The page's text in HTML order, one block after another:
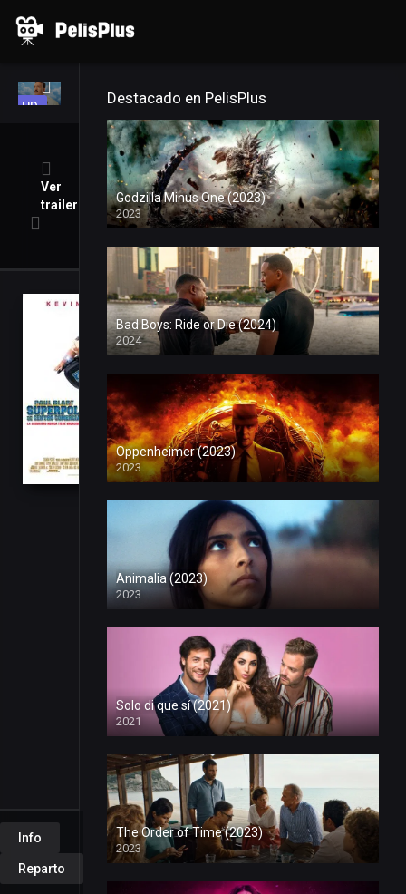
Inicio Películas Series Porno
HD
Ver
trailer
Ver
Superpoli
de
centro
comercial
(2009)
Online
PelisPlus
HD
La
seguridad
nunca
vacaciones.
Jan.
15,
2009
USA
Min.
PG
Tu voto:
7
Info
Reparto
Destacado en PelisPlus
Godzilla Minus One (2023)
2023
Bad Boys: Ride or Die (2024)
2024
Oppenheimer (2023)
2023
Animalia (2023)
2023
Solo di que sí (2021)
2021
The Order of Time (2023)
2023